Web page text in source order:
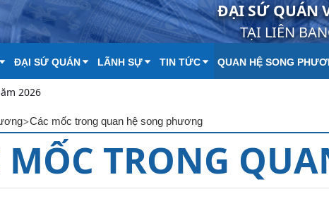
ĐẠI SỨ QUÁN
TẠI LIÊN
ĐẠI SỨ QUÁN LÃNH SỰ TIN TỨC QUAN HỆ SONG
2026
>Các mốc trong quan hệ song phương
MỐC TRONG